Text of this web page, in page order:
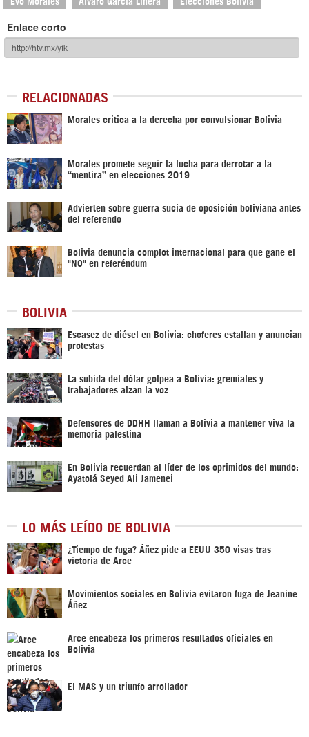
Enlace corto
RELACIONADAS
Morales critica a la derecha por convulsionar Bolivia
Morales promete seguir la lucha para derrotar a la
“mentira” en elecciones 2019
Advierten sobre guerra sucia de oposición boliviana antes
del referendo
Bolivia denuncia complot internacional para que gane el
"NO" en referéndum
BOLIVIA
Escasez de diésel en Bolivia: choferes estallan y anuncian
protestas
La subida del dólar golpea a Bolivia: gremiales y
trabajadores alzan la voz
Defensores de DDHH llaman a Bolivia a mantener viva la
memoria palestina
En Bolivia recuerdan al líder de los oprimidos del mundo:
Ayatolá Seyed Ali Jamenei
LO MÁS LEÍDO DE BOLIVIA
¿Tiempo de fuga? Áñez pide a EEUU 350 visas tras
victoria de Arce
Movimientos sociales en Bolivia evitaron fuga de Jeanine
Áñez
Arce encabeza los primeros resultados oficiales en
Bolivia
El MAS y un triunfo arrollador